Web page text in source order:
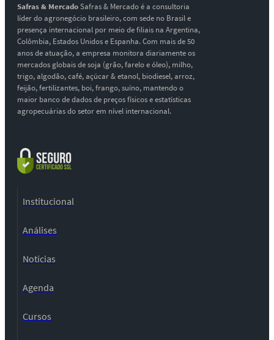
Safras & MercadoSafras & Mercado é a consultoria
líder do agronegócio brasileiro, com sede no Brasil e
presença internacional por meio de filiais na Argentina,
Colômbia, Estados Unidos e Espanha. Com mais de 50
anos de atuação, a empresa monitora diariamente os
mercados globais de soja (grão, farelo e óleo), milho,
trigo, algodão, café, açúcar & etanol, biodiesel, arroz,
feijão, fertilizantes, boi, frango, suíno, mantendo o
maior banco de dados de preços físicos e estatísticas
agropecuárias do setor em nível internacional.
Institucional
Análises
Notícias
Agenda
Cursos